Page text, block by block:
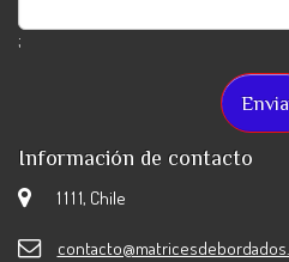
;
Información de contacto
1 1 1 1, Chile